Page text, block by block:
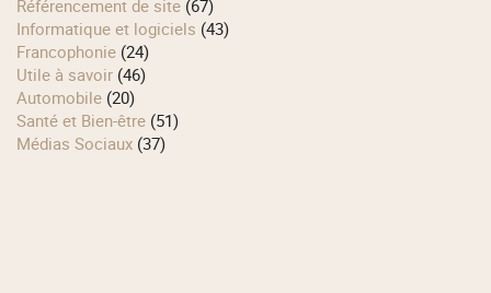
Référencement de site (67)
Informatique et logiciels (43)
Francophonie (24)
Utile à savoir (46)
Automobile (20)
Santé et Bien-être (51)
Médias Sociaux (37)